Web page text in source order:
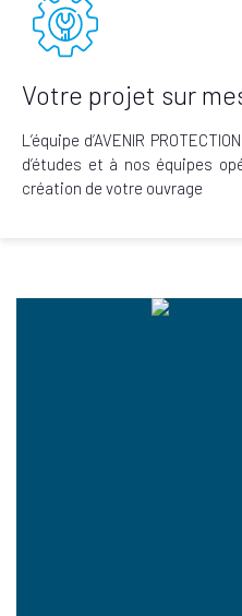
Votre projet sur
L’équipe d’AVENIR
d’études et à nos équipes
création de votre ouvrage